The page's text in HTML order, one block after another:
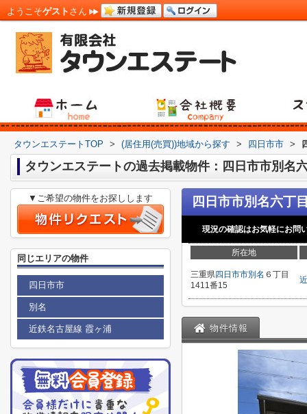
ようこそゲスト さん
タウンエステートTOP > (居住用(売買))地域から探す > 四日市市 >
タウンエステートの過去掲載物件：四日市市別名
四日市市別名六丁
現況の確認はお気軽にお問
所在地
三重県四日市市別名 ６丁目
1411番15
物件情報
▼ご希望の物件をお探しします
同じエリアの物件
四日市市
別名
近鉄名古屋線 霞ヶ浦